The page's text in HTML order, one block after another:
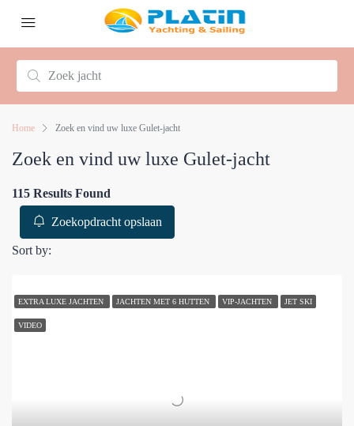
Home Zoek en vind uw luxe Gulet-jacht
Zoek en vind uw luxe Gulet-jacht
115 Results Found
Sort by:
Zoekopdracht opslaan
EXTRA LUXE JACHTEN JACHTEN MET 6 HUTTEN VIP-JACHTEN JET SKI
VIDEO